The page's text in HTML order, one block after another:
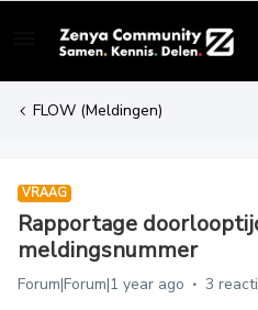
FLOW (Meldingen)
VRAAG
Rapportage
meldingsnummer
Forum|Forum|1 year ago 3